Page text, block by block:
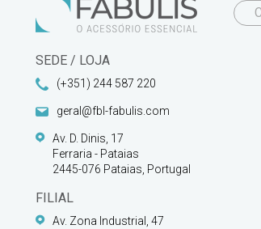
SEDE / LOJA
(+351) 244 587 220
geral@fbl-fabulis.com
Av. D. Dinis, 17
Ferraria - Pataias
2445-076 Pataias, Portugal
FILIAL
Av. Zona Industrial, 47